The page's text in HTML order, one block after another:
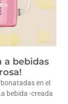
a bebidas
en el
bebida -creada